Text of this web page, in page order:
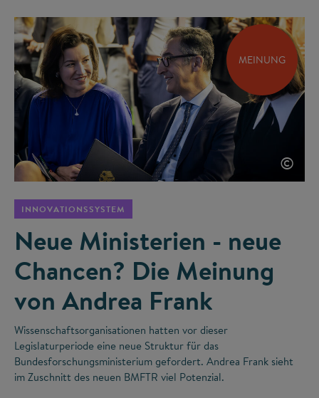
MEINUNG
©
INNOVATIONSSYSTEM
Neue Ministerien - neue
Chancen? Die Meinung
von Andrea Frank
Wissenschaftsorganisationen hatten vor dieser
Legislaturperiode eine neue Struktur für das
Bundesforschungsministerium gefordert. Andrea Frank sieht
im Zuschnitt des neuen BMFTR viel Potenzial.